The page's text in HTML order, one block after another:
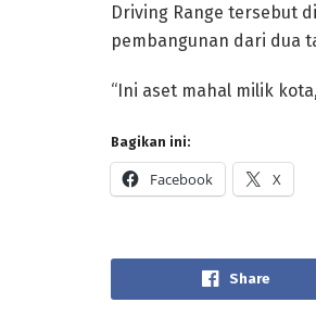
Driving Range tersebut
pembangunan dari dua
“Ini aset mahal milik
Bagikan ini:
Facebook X
Share